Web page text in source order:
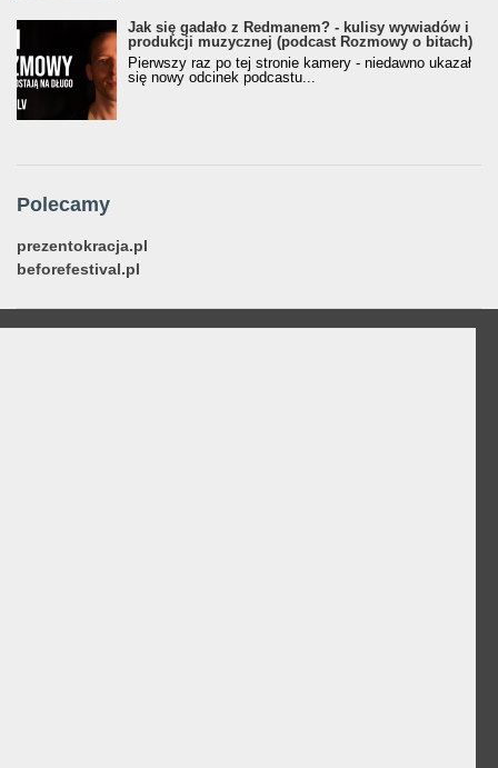
Jak się gadało z Redmanem? - kulisy wywiadów i
produkcji muzycznej (podcast Rozmowy o bitach)
Pierwszy raz po tej stronie kamery - niedawno ukazał
się nowy odcinek podcastu...
Polecamy
prezentokracja.pl
beforefestival.pl